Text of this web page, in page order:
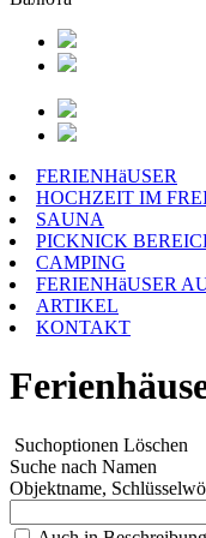
FERIENHäUSER
HOCHZEIT IM
SAUNA
PICKNICK
CAMPING
FERIENHäUSER
ARTIKEL
KONTAKT
Suchoptionen Löschen
Suche nach Namen
Objektname,